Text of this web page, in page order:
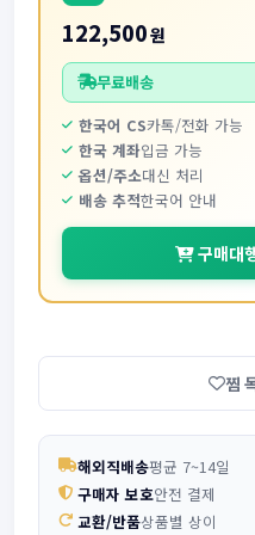
122,500원
무료배송
한국어 CS카톡/전화 가능
한국 계좌입금 가능
옵션/주소대신 처리
배송 추적한국어 안내
구매대
찜
해외직배송평균 7~14일
구매자 보호안전 결제
교환/반품상품별 상이